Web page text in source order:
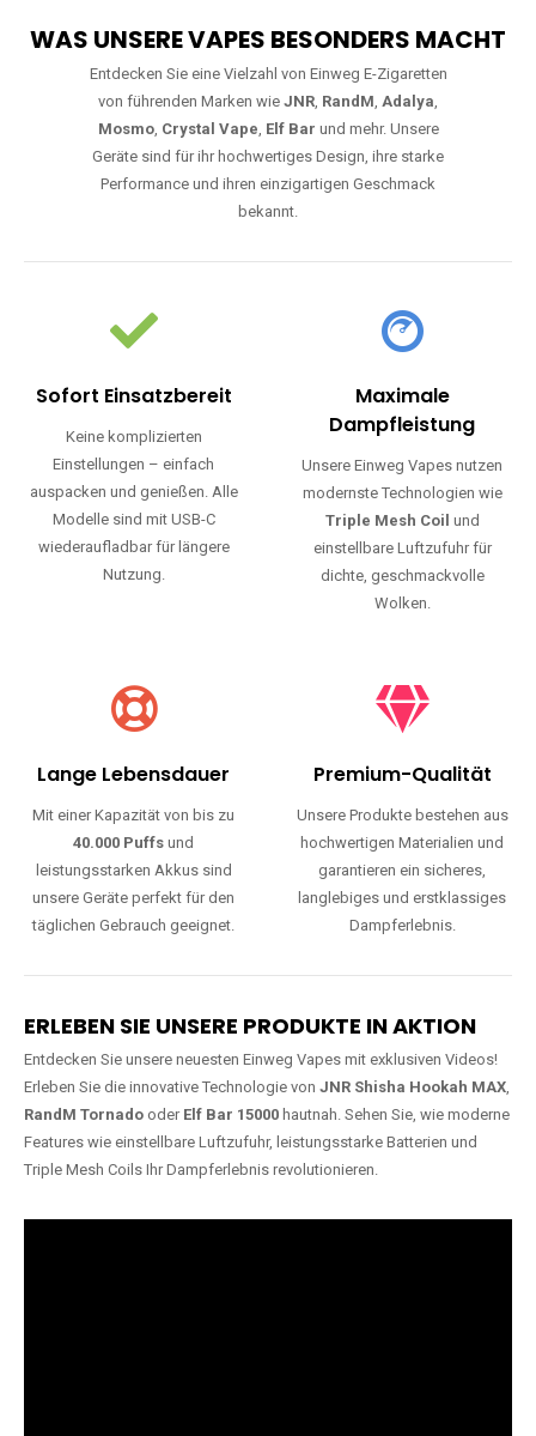
WAS UNSERE VAPES BESONDERS MACHT
Entdecken Sie eine Vielzahl von Einweg E-Zigaretten
von führenden Marken wie JNR, RandM, Adalya,
Mosmo, Crystal Vape, Elf Bar und mehr. Unsere
Geräte sind für ihr hochwertiges Design, ihre starke
Performance und ihren einzigartigen Geschmack
bekannt.
Sofort Einsatzbereit
Keine komplizierten
Einstellungen – einfach
auspacken und genießen. Alle
Modelle sind mit USB-C
wiederaufladbar für längere
Nutzung.
Maximale
Dampfleistung
Unsere Einweg Vapes nutzen
modernste Technologien wie
Triple Mesh Coil und
einstellbare Luftzufuhr für
dichte, geschmackvolle
Wolken.
Lange Lebensdauer
Mit einer Kapazität von bis zu
40.000 Puffs und
leistungsstarken Akkus sind
unsere Geräte perfekt für den
täglichen Gebrauch geeignet.
Premium-Qualität
Unsere Produkte bestehen aus
hochwertigen Materialien und
garantieren ein sicheres,
langlebiges und erstklassiges
Dampferlebnis.
ERLEBEN SIE UNSERE PRODUKTE IN AKTION
Entdecken Sie unsere neuesten Einweg Vapes mit exklusiven Videos!
Erleben Sie die innovative Technologie von JNR Shisha Hookah MAX,
RandM Tornado oder Elf Bar 15000 hautnah. Sehen Sie, wie moderne
Features wie einstellbare Luftzufuhr, leistungsstarke Batterien und
Triple Mesh Coils Ihr Dampferlebnis revolutionieren.